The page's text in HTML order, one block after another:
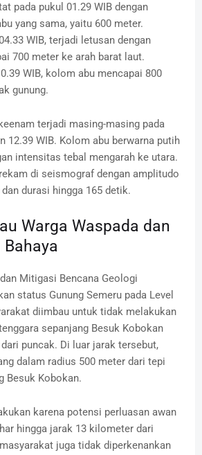
pada pukul 01.29 WIB dengan
yang sama, yaitu 600 meter.
WIB, terjadi letusan dengan
700 meter ke arah barat laut.
WIB, kolom abu mencapai 800
gunung.
terjadi masing-masing pada
12.39 WIB. Kolom abu berwarna putih
intensitas tebal mengarah ke utara.
di seismograf dengan amplitudo
durasi hingga 165 detik.
Warga Waspada dan
Mitigasi Bencana Geologi
status Gunung Semeru pada Level
diimbau untuk tidak melakukan
sepanjang Besuk Kobokan
puncak. Di luar jarak tersebut,
dalam radius 500 meter dari tepi
Besuk Kobokan.
karena potensi perluasan awan
hingga jarak 13 kilometer dari
juga tidak diperkenankan